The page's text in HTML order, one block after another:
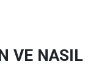
VE NASIL